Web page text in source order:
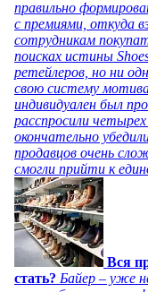
правильно
с премиями, откуда
сотрудникам
поисках истины
ретейлеров, но ни
свою систему
индивидуален был
расспросили
окончательно
продавцов очень
смогли прийти к
Вся
стать? Байер – уже